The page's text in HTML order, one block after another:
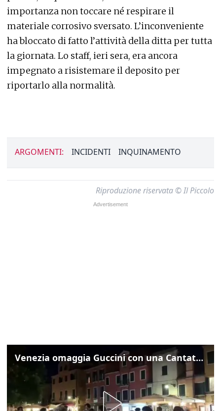
importanza non toccare né respirare il
materiale corrosivo sversato. L’inconveniente
ha bloccato di fatto l’attività della ditta per tutta
la giornata. Lo staff, ieri sera, era ancora
impegnato a risistemare il deposito per
riportarlo alla normalità.
ARGOMENTI: INCIDENTI INQUINAMENTO
Riproduzione riservata © Il Piccolo
Venezia omaggia Guccini con una Cantata Anarchica in campo Santa Margherita